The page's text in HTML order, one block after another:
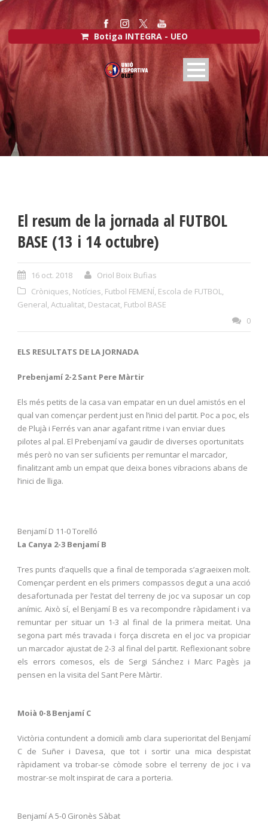
Botiga INTEGRA - UEO
El resum de la jornada al FUTBOL
BASE (13 i 14 octubre)
16 oct. 2018
Oriol Boix Bufias
Cròniques, Notícies, Futbol FEMENÍ, Escola de FUTBOL,
General, Actualitat, Destacat, Futbol BASE
0
ELS RESULTATS DE LA JORNADA
Prebenjamí 2-2 Sant Pere Màrtir
Els més petits de la casa van empatar en un duel amistós en el
qual van començar perdent just en l’inici del partit. Poc a poc, els
de Plujà i Ferrés van anar agafant ritme i van enviar dues
pilotes al pal. El Prebenjamí va gaudir de diverses oportunitats
més però no van ser suficients per remuntar el marcador,
finalitzant amb un empat que deixa bones vibracions abans de
l’inici de lliga.
Benjamí D 11-0 Torelló
La Canya 2-3 Benjamí B
Tres punts d’aquells que a final de temporada s’agraeixen molt.
Començar perdent en els primers compassos degut a una acció
desafortunada per l’estat del terreny de joc va suposar un cop
anímic. Això sí, el Benjamí B es va recompondre ràpidament i va
remuntar per situar un 1-3 al final de la primera meitat. Una
segona part més travada i força discreta en el joc va propiciar
un marcador ajustat de 2-3 al final del partit. Reflexionant sobre
els errors comesos, els de Sergi Sánchez i Marc Pagès ja
pensen en la visita del Sant Pere Màrtir.
Moià 0-8 Benjamí C
Victòria contundent a domicili amb clara superioritat del Benjamí
C de Suñer i Davesa, que tot i sortir una mica despistat
ràpidament va trobar-se còmode sobre el terreny de joc i va
mostrar-se molt inspirat de cara a porteria.
Benjamí A 5-0 Gironès Sàbat